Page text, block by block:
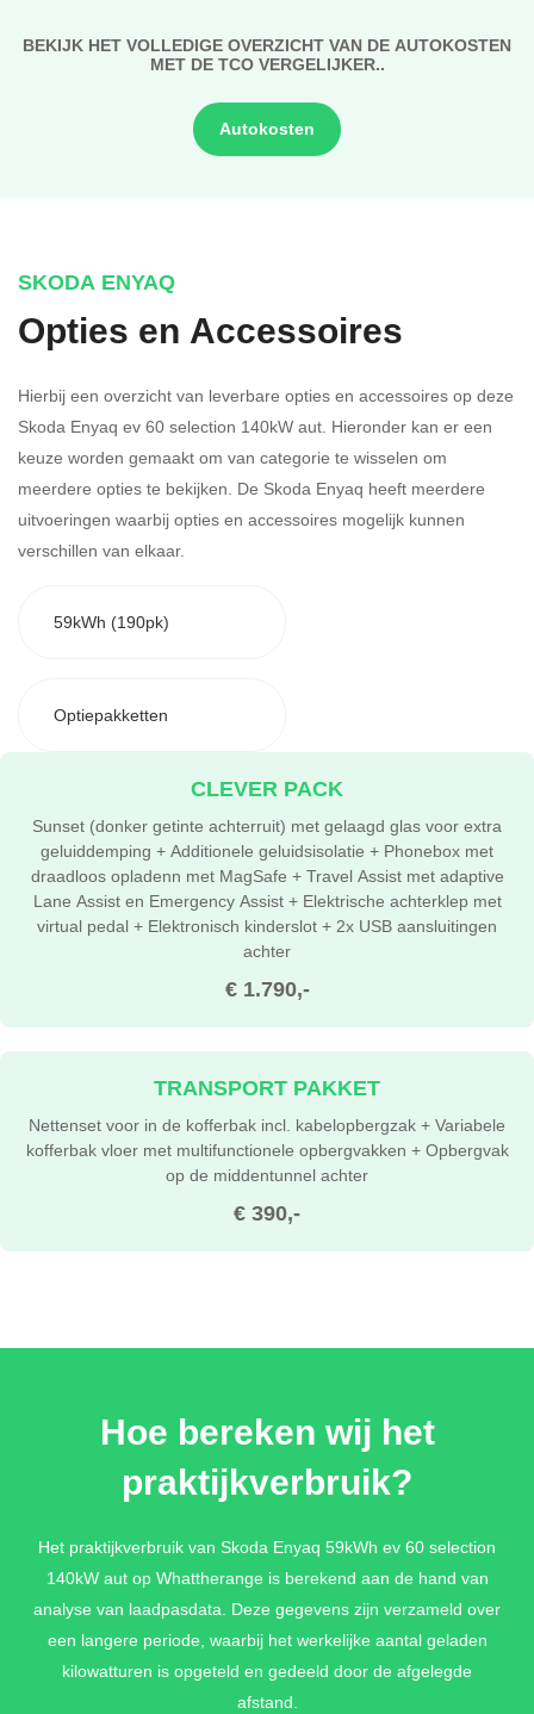
BEKIJK HET VOLLEDIGE OVERZICHT VAN DE AUTOKOSTEN
MET DE TCO VERGELIJKER..
Autokosten
SKODA ENYAQ
Opties en Accessoires
Hierbij een overzicht van leverbare opties en accessoires op deze
Skoda Enyaq ev 60 selection 140kW aut. Hieronder kan er een
keuze worden gemaakt om van categorie te wisselen om
meerdere opties te bekijken. De Skoda Enyaq heeft meerdere
uitvoeringen waarbij opties en accessoires mogelijk kunnen
verschillen van elkaar.
59kWh (190pk)
Optiepakketten
€ 1.790,-
CLEVER PACK
Sunset (donker getinte achterruit) met gelaagd glas voor extra
geluiddemping + Additionele geluidsisolatie + Phonebox met
draadloos opladenn met MagSafe + Travel Assist met adaptive
Lane Assist en Emergency Assist + Elektrische achterklep met
virtual pedal + Elektronisch kinderslot + 2x USB aansluitingen
achter
€ 390,-
TRANSPORT PAKKET
Nettenset voor in de kofferbak incl. kabelopbergzak + Variabele
kofferbak vloer met multifunctionele opbergvakken + Opbergvak
op de middentunnel achter
Hoe bereken wij het
praktijkverbruik?
Het praktijkverbruik van Skoda Enyaq 59kWh ev 60 selection
140kW aut op Whattherange is berekend aan de hand van
analyse van laadpasdata. Deze gegevens zijn verzameld over
een langere periode, waarbij het werkelijke aantal geladen
kilowatturen is opgeteld en gedeeld door de afgelegde
afstand.